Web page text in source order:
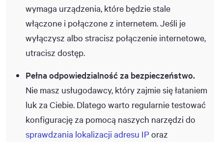
wymaga urządzenia, które będzie stale
włączone i połączone z internetem. Jeśli je
wyłączysz albo stracisz połączenie internetowe,
utracisz dostęp.
Pełna odpowiedzialność za bezpieczeństwo.
Nie masz usługodawcy, który zajmie się łataniem
luk za Ciebie. Dlatego warto regularnie testować
konfigurację za pomocą naszych narzędzi do
sprawdzania lokalizacji adresu IP oraz